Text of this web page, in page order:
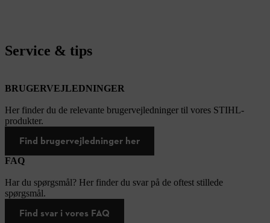
Service & tips
BRUGERVEJLEDNINGER
Her finder du de relevante brugervejledninger til vores STIHL-
produkter.
Find brugervejledninger her
FAQ
Har du spørgsmål? Her finder du svar på de oftest stillede
spørgsmål.
Find svar i vores FAQ